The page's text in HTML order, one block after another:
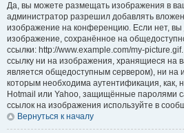
Да, вы можете размещать изображения в
администратор разрешил добавлять
изображение на конференцию. Если нет, вы
изображение, сохранённое на
ссылки: http://www.example.com/my-
ссылку ни на изображения, хранящиеся на
является общедоступным сервером), ни на
которым необходима аутентификация, как,
Hotmail или Yahoo, защищённые паролями
ссылок на изображения используйте в
Вернуться к началу